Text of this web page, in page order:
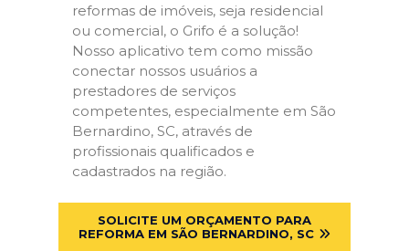
reformas de imóveis, seja residencial
ou comercial, o Grifo é a solução!
Nosso aplicativo tem como missão
conectar nossos usuários a
prestadores de serviços
competentes, especialmente em São
Bernardino, SC, através de
profissionais qualificados e
cadastrados na região.
SOLICITE UM ORÇAMENTO PARA
REFORMA EM SÃO BERNARDINO, SC